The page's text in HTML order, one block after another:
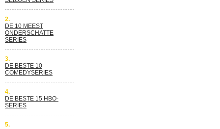
2.
DE 10 MEEST
ONDERSCHATTE
SERIES
3.
DE BESTE 10
COMEDYSERIES
4.
DE BESTE 15 HBO-
SERIES
5.